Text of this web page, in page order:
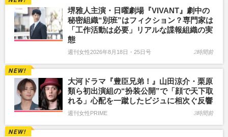
堺雅人主演・日曜劇場『VIVANT』劇中の
秘密組織“別班”はフィクション？専門家は
「工作活動は必要」リアルな諜報組織の実
態
週刊女性2026年8月18日・25日号 2時間前
大河ドラマ『豊臣兄弟！』山田涼介・栗原
類ら初出演組の“扮装公開”で「顔で天下取
れる」心配を一蹴したビジュに相次ぐ反響
週刊女性PRIME 3時間前